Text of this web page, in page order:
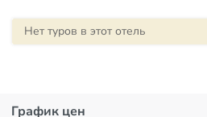
Нет туров в этот отель
График цен